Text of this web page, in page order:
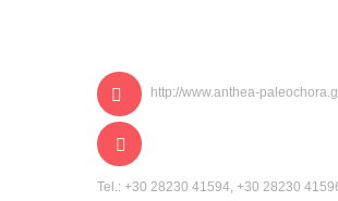
http://www.anthea-
Tel.: +30 28230 41594, +30 28230